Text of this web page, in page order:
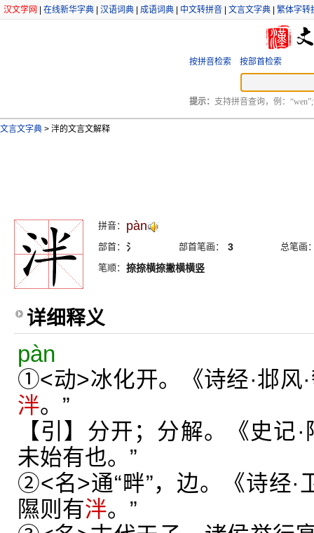
汉文学网 在线新华字典 汉语词典 成语词典 中文转拼音 文言文字典 繁体字转
按拼音检索 按部首检索
提示： 支持拼音查询，例：
文言文字典 > 泮的文言文解释
拼音： pàn
部首： 氵 部首笔画： 3
总笔画
笔顺： 捺捺横捺撇横横竖
详细释义
pàn
①<动>冰化开。《诗经·邶风
泮。”
【引】分开；分解。《史记
未始有也。”
②<名>通“畔”，边。《诗经·
隰则有泮。”